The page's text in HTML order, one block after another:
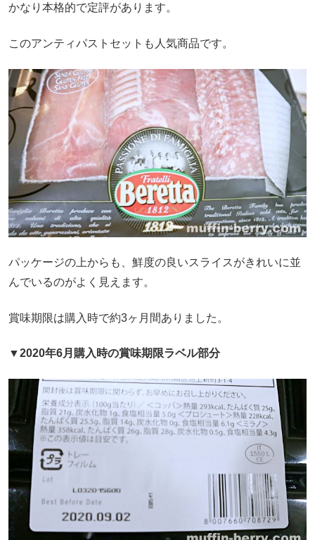
かなり本格的で定評があります。
このアンティパストセットも人気商品です。
パッケージの上からも、鮮度の良いスライスがきれいに並
んでいるのがよく見えます。
賞味期限は購入時で約3ヶ月間ありました。
▼2020年6月購入時の賞味期限ラベル部分